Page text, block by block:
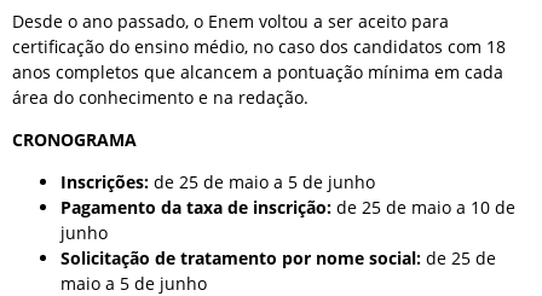
Desde o ano passado, o Enem voltou a ser aceito para
certificação do ensino médio, no caso dos candidatos com 18
anos completos que alcancem a pontuação mínima em cada
área do conhecimento e na redação.
CRONOGRAMA
Inscrições: de 25 de maio a 5 de junho
Pagamento da taxa de inscrição: de 25 de maio a 10 de
junho
Solicitação de tratamento por nome social: de 25 de
maio a 5 de junho